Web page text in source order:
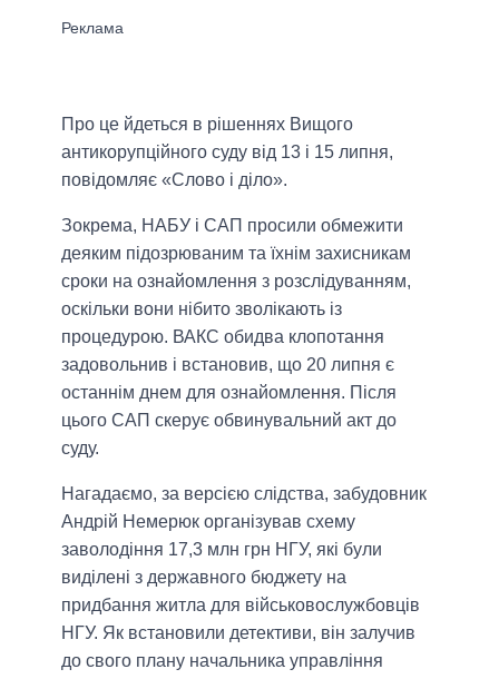
Про це йдеться в рішеннях Вищого
антикорупційного суду від 13 і 15 липня,
повідомляє «Слово і діло».
Зокрема, НАБУ і САП просили обмежити
деяким підозрюваним та їхнім захисникам
сроки на ознайомлення з розслідуванням,
оскільки вони нібито зволікають із
процедурою. ВАКС обидва клопотання
задовольнив і встановив, що 20 липня є
останнім днем для ознайомлення. Після
цього САП скерує обвинувальний акт до
суду.
Нагадаємо, за версією слідства, забудовник
Андрій Немерюк організував схему
заволодіння 17,3 млн грн НГУ, які були
виділені з державного бюджету на
придбання житла для військовослужбовців
НГУ. Як встановили детективи, він залучив
до свого плану начальника управління